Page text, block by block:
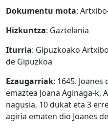
Dokumentu mota:
Hizkuntza: Gaztelania
Iturria: Gipuzkoako
de Gipuzkoa
Ezaugarriak: 1645.
emaztea Joana Aginaga-k,
nagusia, 10 dukat eta 3
agiria ematen dio Joanes